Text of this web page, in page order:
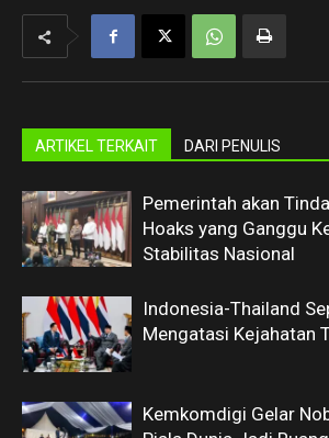
ARTIKEL TERKAIT DARI PENULIS
Pemerintah akan
Hoaks yang Ganggu
Stabilitas Nasional
Indonesia-Thailand
Mengatasi Kejahatan
Kemkomdigi Gelar